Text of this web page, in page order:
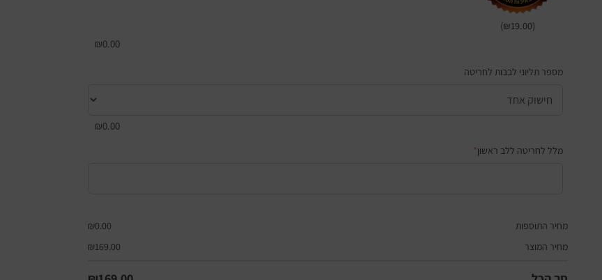
(₪19.00)
₪0.00
מספר תליוני לבבות לחריטה
₪0.00
מלל לחריטה ללב ראשון*
מחיר התוספות ₪0.00
מחיר המוצר
₪169.00